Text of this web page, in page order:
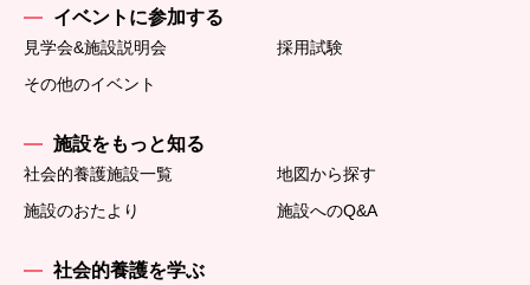
イベントに参加する
見学会&施設説明会
採用試験
その他のイベント
施設をもっと知る
社会的養護施設一覧
地図から探す
施設のおたより
施設へのQ&A
社会的養護を学ぶ